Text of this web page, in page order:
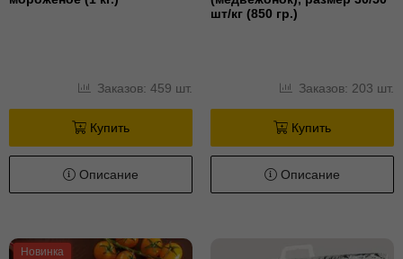
Заказов: 459 шт.
Купить
Описание
шт/кг (850 гр.)
Заказов: 203 шт.
Купить
Описание
Новинка